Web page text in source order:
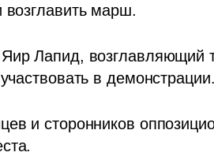
возглавить марш.
Лапид, возглавляющий
в демонстрации.
и сторонников